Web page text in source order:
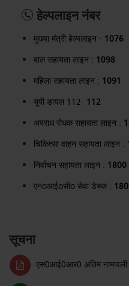
हेल्पलाइन नंबर
मुख्या मंत्री हेल्पलाइन - 1076
बाल सहायता लाइन : 1098
महिला सहायता लाइन : 1091
यूपी डायल 112- 112
अपराध रोधक सहायता लाइन :
चिकित्सा वाहन सहायता लाइन :
निर्वाचन सहायता लाइन :
एनoआईoसीo सेवा डेस्क :
सूचना
एस0आई0आर0 अंतिम